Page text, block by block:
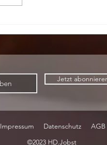
Jetzt
Impressum Datenschutz
AGB
©2023 HD.Jobst